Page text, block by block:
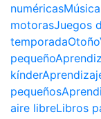
numéricas
motorasJuegos
temporadaOtoño
pequeño
kínder
pequeños
aire libreLibros